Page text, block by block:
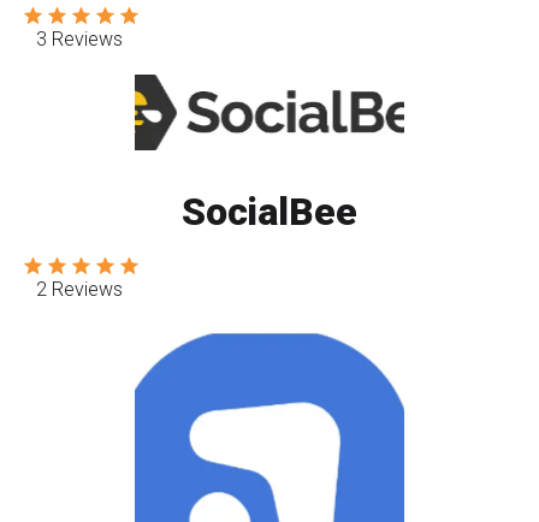
3 Reviews
SocialBee
2 Reviews